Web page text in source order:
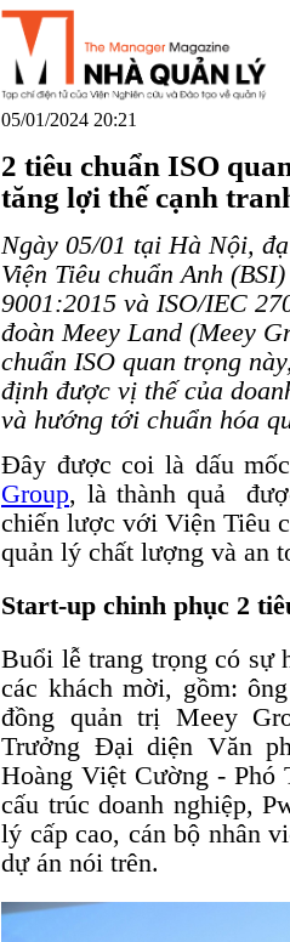
05/01/2024 20:21
2 tiêu chuẩn ISO
tăng lợi thế cạnh
Ngày 05/01 tại Hà Nội,
Viện Tiêu chuẩn Anh
9001:2015 và ISO/IEC
đoàn Meey Land (Meey
chuẩn ISO quan trọng
định được vị thế của
và hướng tới chuẩn hóa
Đây được coi là dấu
Group, là thành quả
chiến lược với Viện Tiêu
quản lý chất lượng và an
Start-up chinh phục 2
Buổi lễ trang trọng có sự
các khách mời, gồm:
đồng quản trị Meey
Trưởng Đại diện Văn
Hoàng Việt Cường -
cấu trúc doanh nghiệp,
lý cấp cao, cán bộ nhân
dự án nói trên.